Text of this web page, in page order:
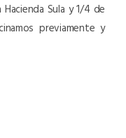
Sula y 1/4 de
previamente y